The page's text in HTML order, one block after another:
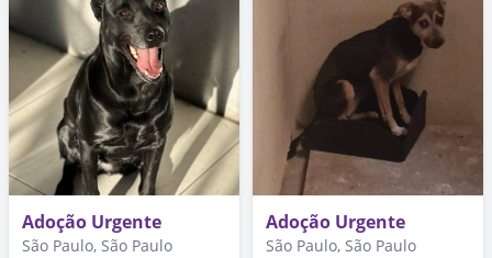
Adoção Urgente
São Paulo, São Paulo
Adoção Urgente
São Paulo, São Paulo